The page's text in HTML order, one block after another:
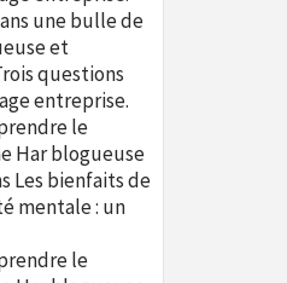
une bulle de
et
questions
entreprise.
le
Har blogueuse
Les bienfaits de
mentale : un
le